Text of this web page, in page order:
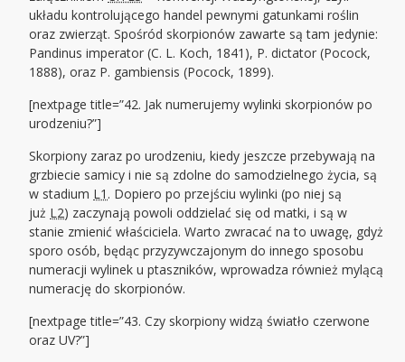
układu kontrolującego handel pewnymi gatunkami roślin
oraz zwierząt. Spośród skorpionów zawarte są tam jedynie:
Pandinus imperator (C. L. Koch, 1841), P. dictator (Pocock,
1888), oraz P. gambiensis (Pocock, 1899).
[nextpage title=”42. Jak numerujemy wylinki skorpionów po
urodzeniu?”]
Skorpiony zaraz po urodzeniu, kiedy jeszcze przebywają na
grzbiecie samicy i nie są zdolne do samodzielnego życia, są
w stadium L1 . Dopiero po przejściu wylinki (po niej są
już L2) zaczynają powoli oddzielać się od matki, i są w
stanie zmienić właściciela. Warto zwracać na to uwagę, gdyż
sporo osób, będąc przyzywczajonym do innego sposobu
numeracji wylinek u ptaszników, wprowadza również mylącą
numerację do skorpionów.
[nextpage title=”43. Czy skorpiony widzą światło czerwone
oraz UV?”]